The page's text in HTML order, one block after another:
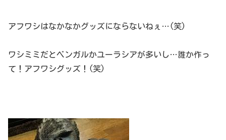
アフワシはなかなかグッズにならないねぇ…(笑)
ワシミミだとベンガルかユーラシアが多いし…誰か作っ
て！アフワシグッズ！(笑)